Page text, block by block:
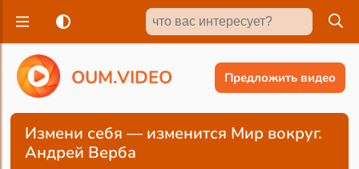
OUM.VIDEO Предложить видео
Измени себя — изменится Мир вокруг.
Андрей Верба